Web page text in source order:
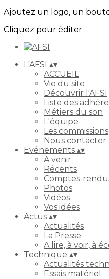
Ajoutez un logo, un
Cliquez pour éditer
L'AFSI ▴▾
ACCUEIL
Vie du site
Découvrir l'AFSI
Liste des
Métiers du son
L'équipe
Les commissions
Nous contacter
Evénements ▴▾
A venir
Récents
Comptes-
Photos
Vidéos
Vos idées
Actus ▴▾
Actualités
La Presse
A lire, à voir, à
Technique ▴▾
Actualités
Essais matériel